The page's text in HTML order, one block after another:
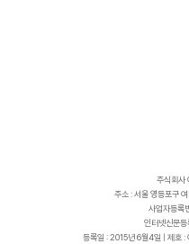
주식회사
주소 : 서울 영등포구
사업자등록
인터넷신문
등록일 : 2015년 6월4일 | 제호 :